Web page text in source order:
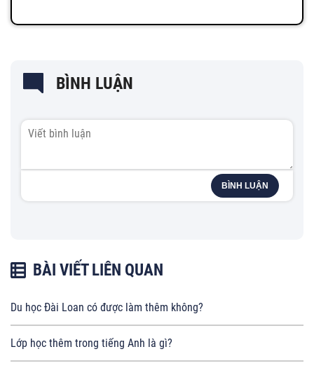
BÌNH LUẬN
BÌNH LUẬN
BÀI VIẾT LIÊN QUAN
Du học Đài Loan có được làm thêm không?
Lớp học thêm trong tiếng Anh là gì?